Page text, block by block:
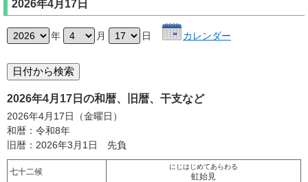
2026年4月17日
年 月 日 カレンダー
2026年4月17日の和暦、旧暦、干支など
2026年4月17日（金曜日）
和暦：令和8年
旧暦：2026年3月1日 先負
七十二候
にじはじめてあらわる
虹始見